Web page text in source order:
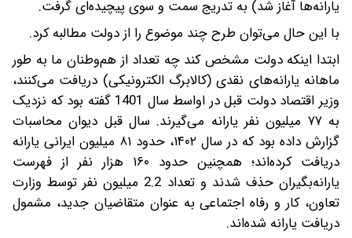
یارانه‌ها آغاز شد) به تدریج سمت و سوی پیچیده‌ای گرفت.
با این حال می‌توان طرح چند موضوع را از دولت مطالبه کرد.
ابتدا اینکه دولت مشخص کند چه تعداد از هم‌وطنان ما به طور
ماهانه یارانه‌های نقدی (کالابرگ الکترونیکی) دریافت می‌کنند،
وزیر اقتصاد دولت قبل در اواسط سال 1401 گفته بود که نزدیک
به ۷۷ میلیون نفر یارانه می‌گیرند. سال قبل دیوان محاسبات
گزارش داده بود که در سال ۱۴۰۲، حدود ۸۱ میلیون ایرانی یارانه
دریافت کرده‌اند؛ همچنین حدود ۱۶۰ هزار نفر از فهرست
یارانه‌بگیران حذف شدند و تعداد 2.2 میلیون نفر توسط وزارت
تعاون، کار و رفاه اجتماعی به عنوان متقاضیان جدید، مشمول
دریافت یارانه شده‌اند.